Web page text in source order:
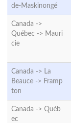
de-Maskinongé
Canada ->
Québec -> Mauri
cie
Canada -> La
Beauce -> Framp
ton
Canada -> Québ
ec